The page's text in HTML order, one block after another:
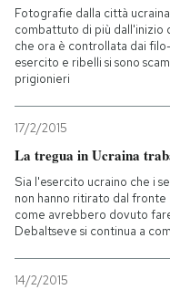
Tecnologia
Internet
Scienza
PODCAST
NEWSLETTER
Fotografie dalla città ucraina
combattuto di più dall'inizio
che ora è controllata dai
esercito e ribelli si sono
prigionieri
17/2/2015
La tregua in Ucraina
Sia l'esercito ucraino che i
non hanno ritirato dal fronte
come avrebbero dovuto
Debaltseve si continua a
14/2/2015